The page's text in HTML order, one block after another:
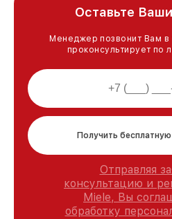
Оставьте
Менеджер позвонит Вам в
проконсультирует по
Получить
Отправляя
консультацию и
Miele, Вы
обработку